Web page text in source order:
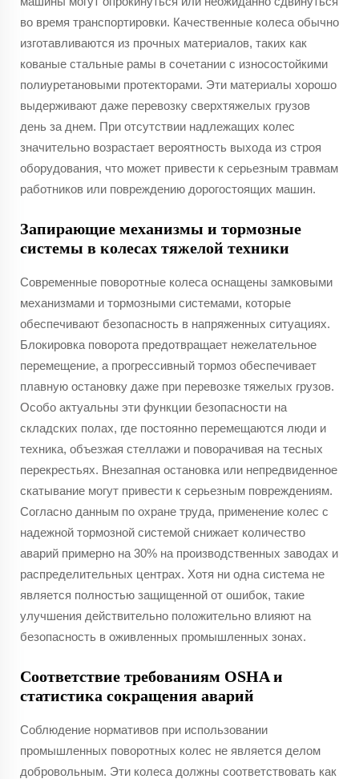
во время транспортировки. Качественные колеса обычно
изготавливаются из прочных материалов, таких как
кованые стальные рамы в сочетании с износостойкими
полиуретановыми протекторами. Эти материалы хорошо
выдерживают даже перевозку сверхтяжелых грузов
день за днем. При отсутствии надлежащих колес
значительно возрастает вероятность выхода из строя
оборудования, что может привести к серьезным травмам
работников или повреждению дорогостоящих машин.
Запирающие механизмы и тормозные
системы в колесах тяжелой техники
Современные поворотные колеса оснащены замковыми
механизмами и тормозными системами, которые
обеспечивают безопасность в напряженных ситуациях.
Блокировка поворота предотвращает нежелательное
перемещение, а прогрессивный тормоз обеспечивает
плавную остановку даже при перевозке тяжелых грузов.
Особо актуальны эти функции безопасности на
складских полах, где постоянно перемещаются люди и
техника, объезжая стеллажи и поворачивая на тесных
перекрестьях. Внезапная остановка или непредвиденное
скатывание могут привести к серьезным повреждениям.
Согласно данным по охране труда, применение колес с
надежной тормозной системой снижает количество
аварий примерно на 30% на производственных заводах и
распределительных центрах. Хотя ни одна система не
является полностью защищенной от ошибок, такие
улучшения действительно положительно влияют на
безопасность в оживленных промышленных зонах.
Соответствие требованиям OSHA и
статистика сокращения аварий
Соблюдение нормативов при использовании
промышленных поворотных колес не является делом
добровольным. Эти колеса должны соответствовать как